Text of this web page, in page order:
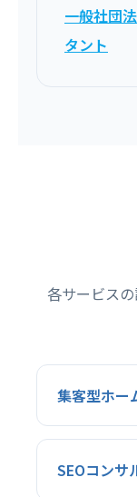
一般社団
タント
各サービス
集客型ホー
SEOコンサ